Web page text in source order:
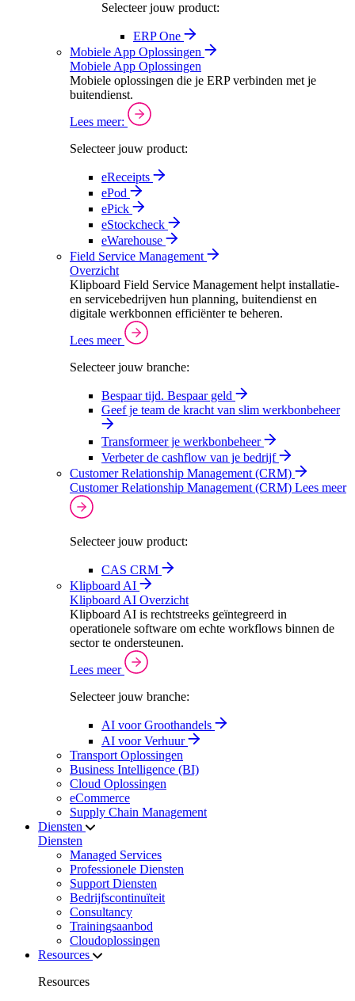
Selecteer jouw product:
ERP One
Mobiele App Oplossingen
Mobiele App Oplossingen
Mobiele oplossingen die je ERP verbinden met je
buitendienst.
Lees meer:
Selecteer jouw product:
eReceipts
ePod
ePick
eStockcheck
eWarehouse
Field Service Management
Overzicht
Klipboard Field Service Management helpt installatie-
en servicebedrijven hun planning, buitendienst en
digitale werkbonnen efficiënter te beheren.
Lees meer
Selecteer jouw branche:
Bespaar tijd. Bespaar geld
Geef je team de kracht van slim werkbonbeheer
Transformeer je werkbonbeheer
Verbeter de cashflow van je bedrijf
Customer Relationship Management (CRM)
Customer Relationship Management (CRM) Lees meer
Selecteer jouw product:
CAS CRM
Klipboard AI
Klipboard AI Overzicht
Klipboard AI is rechtstreeks geïntegreerd in
operationele software om echte workflows binnen de
sector te ondersteunen.
Lees meer
Selecteer jouw branche:
AI voor Groothandels
AI voor Verhuur
Transport Oplossingen
Business Intelligence (BI)
Cloud Oplossingen
eCommerce
Supply Chain Management
Diensten
Diensten
Managed Services
Professionele Diensten
Support Diensten
Bedrijfscontinuïteit
Consultancy
Trainingsaanbod
Cloudoplossingen
Resources
Resources